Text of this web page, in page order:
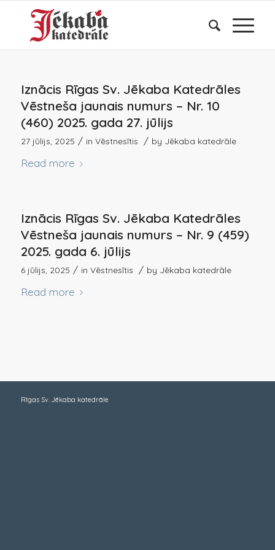
Iznācis Rīgas Sv. Jēkaba Katedrāles
Vēstneša jaunais numurs – Nr. 10
(460) 2025. gada 27. jūlijs
27 jūlijs, 2025 / in Vēstnesītis / by Jēkaba katedrāle
Read more
Iznācis Rīgas Sv. Jēkaba Katedrāles
Vēstneša jaunais numurs – Nr. 9 (459)
2025. gada 6. jūlijs
6 jūlijs, 2025 / in Vēstnesītis / by Jēkaba katedrāle
Read more
Rīgas Sv. Jēkaba katedrāle